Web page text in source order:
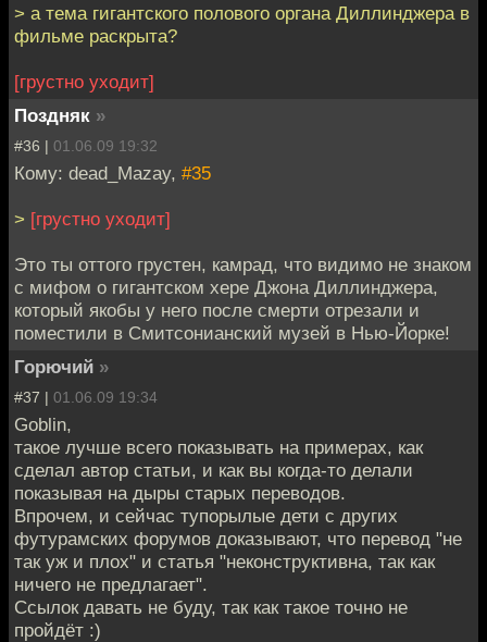
> а тема гигантского полового органа Диллинджера в
фильме раскрыта?
[грустно уходит]
Поздняк »
#36 | 01.06.09 19:32
Кому: dead_Mazay, #35
> [грустно уходит]
Это ты оттого грустен, камрад, что видимо не знаком
с мифом о гигантском хере Джона Диллинджера,
который якобы у него после смерти отрезали и
поместили в Смитсонианский музей в Нью-Йорке!
Горючий »
#37 | 01.06.09 19:34
Goblin,
такое лучше всего показывать на примерах, как
сделал автор статьи, и как вы когда-то делали
показывая на дыры старых переводов.
Впрочем, и сейчас тупорылые дети с других
футурамских форумов доказывают, что перевод "не
так уж и плох" и статья "неконструктивна, так как
ничего не предлагает".
Ссылок давать не буду, так как такое точно не
пройдёт :)